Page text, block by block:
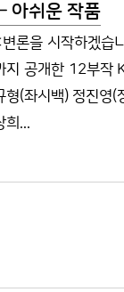
아쉬운 작품
론을 시작하겠
지 공개한 12부작
형(좌시백) 정진영(
희...